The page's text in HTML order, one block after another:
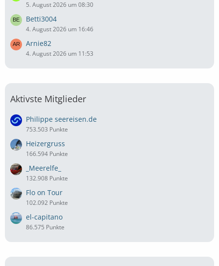
5. August 2026 um 08:30
Betti3004
4. August 2026 um 16:46
Arnie82
4. August 2026 um 11:53
Aktivste Mitglieder
Philippe seereisen.de
753.503 Punkte
Heizergruss
166.594 Punkte
_Meerelfe_
132.908 Punkte
Flo on Tour
102.092 Punkte
el-capitano
86.575 Punkte